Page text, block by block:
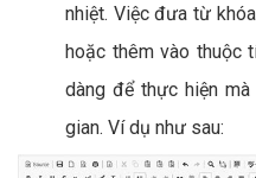
nhiệt. Việc đưa từ
hoặc thêm vào thuộc
dàng để thực hiện
gian. Ví dụ như sau: